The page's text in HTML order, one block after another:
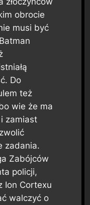
obrocie
musi być
Do
też
wie że ma
zamiast
zadania.
Zabójców
policji,
Ion Cortexu
walczyć o